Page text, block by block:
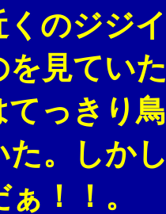
のジジ
を見てい
きり鳥
た。しか
！！。